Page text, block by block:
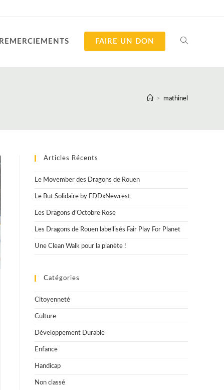
REMERCIEMENTS FAIRE UN DON TOGGLE
> mathinel
Articles Récents
Le Movember des Dragons de Rouen
Le But Solidaire by FDDxNewrest
Les Dragons d’Octobre Rose
Les Dragons de Rouen labellisés Fair Play For Planet
Une Clean Walk pour la planète !
Catégories
Citoyenneté
Culture
Développement Durable
Enfance
Handicap
Non classé